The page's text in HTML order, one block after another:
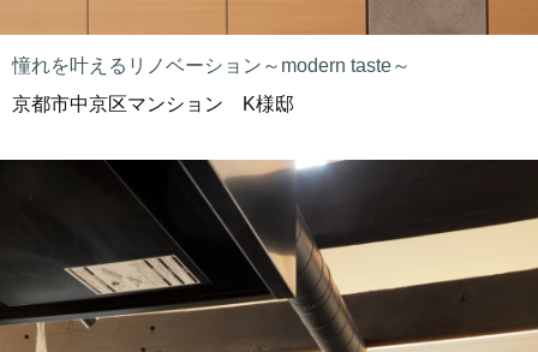
憧れを叶えるリノベーション～modern taste～
京都市中京区マンション K様邸